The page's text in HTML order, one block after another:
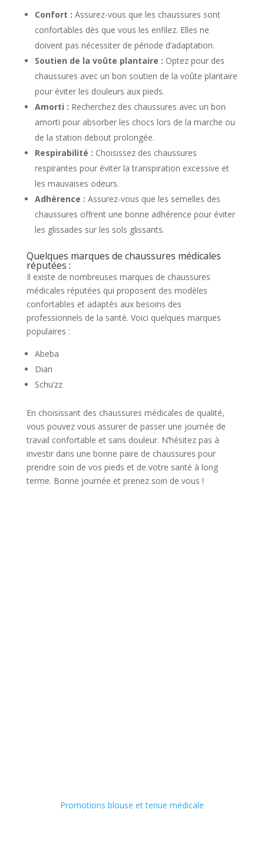
Confort : Assurez-vous que les chaussures sont
confortables dès que vous les enfilez. Elles ne
doivent pas nécessiter de période d’adaptation.
Soutien de la voûte plantaire : Optez pour des
chaussures avec un bon soutien de la voûte plantaire
pour éviter les douleurs aux pieds.
Amorti : Recherchez des chaussures avec un bon
amorti pour absorber les chocs lors de la marche ou
de la station debout prolongée.
Respirabilité : Choisissez des chaussures
respirantes pour éviter la transpiration excessive et
les mauvaises odeurs.
Adhérence : Assurez-vous que les semelles des
chaussures offrent une bonne adhérence pour éviter
les glissades sur les sols glissants.
Quelques marques de chaussures médicales
réputées :
Il existe de nombreuses marques de chaussures
médicales réputées qui proposent des modèles
confortables et adaptés aux besoins des
professionnels de la santé. Voici quelques marques
populaires :
Abeba
Dian
Schu’zz
En choisissant des chaussures médicales de qualité,
vous pouvez vous assurer de passer une journée de
travail confortable et sans douleur. N’hésitez pas à
investir dans une bonne paire de chaussures pour
prendre soin de vos pieds et de votre santé à long
terme. Bonne journée et prenez soin de vous !
Promotions blouse et tenue médicale